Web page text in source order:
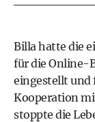
Billa hatte die
für die Online-
eingestellt und
Kooperation
stoppte die